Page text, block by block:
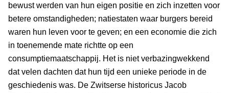
bewust werden van hun eigen positie en zich inzetten voor
betere omstandigheden; natiestaten waar burgers bereid
waren hun leven voor te geven; en een economie die zich
in toenemende mate richtte op een
consumptiemaatschappij. Het is niet verbazingwekkend
dat velen dachten dat hun tijd een unieke periode in de
geschiedenis was. De Zwitserse historicus Jacob